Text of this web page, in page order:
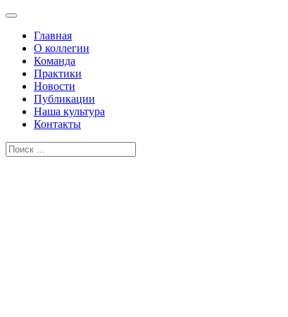
Главная
О коллегии
Команда
Практики
Новости
Публикации
Наша культура
Контакты